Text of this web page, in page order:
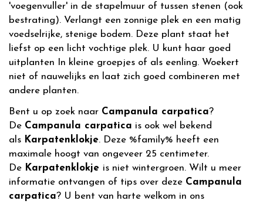
'voegenvuller' in de stapelmuur of tussen stenen (ook
bestrating). Verlangt een zonnige plek en een matig
voedselrijke, stenige bodem. Deze plant staat het
liefst op een licht vochtige plek. U kunt haar goed
uitplanten In kleine groepjes of als eenling. Woekert
niet of nauwelijks en laat zich goed combineren met
andere planten.
Bent u op zoek naar Campanula carpatica?
De Campanula carpatica is ook wel bekend
als Karpatenklokje. Deze %family% heeft een
maximale hoogt van ongeveer 25 centimeter.
De Karpatenklokje is niet wintergroen. Wilt u meer
informatie ontvangen of tips over deze Campanula
carpatica? U bent van harte welkom in ons